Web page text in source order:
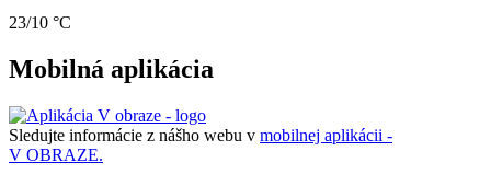
23/10 °C
Mobilná aplikácia
Sledujte informácie z nášho webu v mobilnej aplikácii -
V OBRAZE.